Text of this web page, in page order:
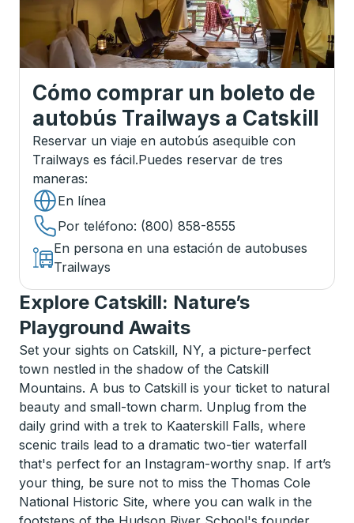
Cómo comprar un boleto de
autobús Trailways a Catskill
Reservar un viaje en autobús asequible con
Trailways es fácil.Puedes reservar de tres
maneras:
En línea
Por teléfono: (800) 858-8555
En persona en una estación de autobuses
Trailways
Explore Catskill: Nature’s
Playground Awaits
Set your sights on Catskill, NY, a picture-perfect
town nestled in the shadow of the Catskill
Mountains. A bus to Catskill is your ticket to natural
beauty and small-town charm. Unplug from the
daily grind with a trek to Kaaterskill Falls, where
scenic trails lead to a dramatic two-tier waterfall
that's perfect for an Instagram-worthy snap. If art’s
your thing, be sure not to miss the Thomas Cole
National Historic Site, where you can walk in the